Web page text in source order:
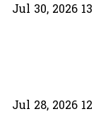
Jul 30, 2026 13
Jul 28, 2026 12